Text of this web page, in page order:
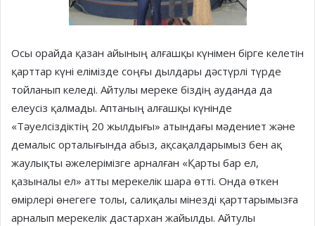
Осы орайда қазан айының алғашқы күнімен бірге келетін
қарттар күні елімізде соңғы дылдары дәстүрлі түрде
тойланып келеді. Айтулы мереке біздің ауданда да
елеусіз қалмады. Аптаның алғашқы күнінде
«Тәуелсіздіктің 20 жылдығы» атындағы мәдениет және
демалыс орталығында абыз, ақсақалдарымыз бен ақ
жаулықты әжелерімізге арналған «Қарты бар ел,
қазыналы ел» атты мерекелік шара өтті. Онда өткен
өмірлері өнегеге толы, салиқалы мінезді қарттарымызға
арналып мерекелік дастархан жайылды. Айтулы